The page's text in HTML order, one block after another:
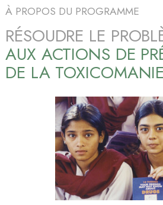
À PROPOS DU PROGRAMME
RÉSOUDRE LE
AUX ACTIONS DE
DE LA TOXICOMANIE